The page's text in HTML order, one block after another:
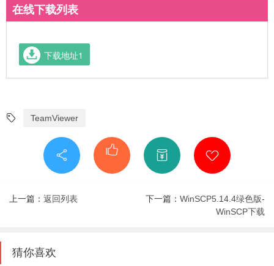
在线下载列表
下载地址1
TeamViewer
上一篇： 返回列表 下一篇： WinSCP5.14.4绿色版-
WinSCP下载
猜你喜欢